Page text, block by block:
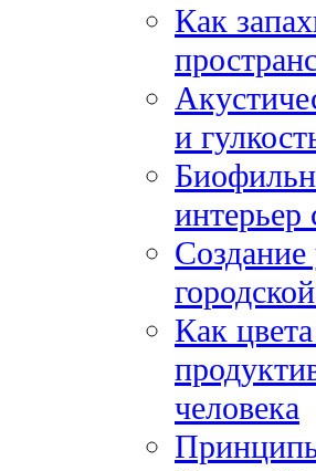
Как
и
интерьер
Создание
Как
человека